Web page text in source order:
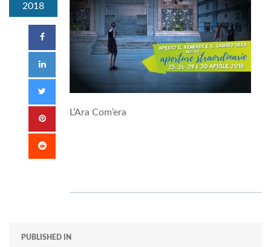
2018
L’Ara Com’era
PUBLISHED IN